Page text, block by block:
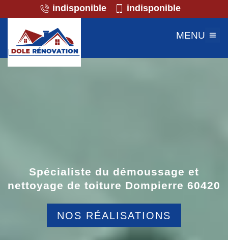
indisponible indisponible
MENU
Spécialiste du démoussage et
nettoyage de toiture Dompierre 60420
NOS RÉALISATIONS